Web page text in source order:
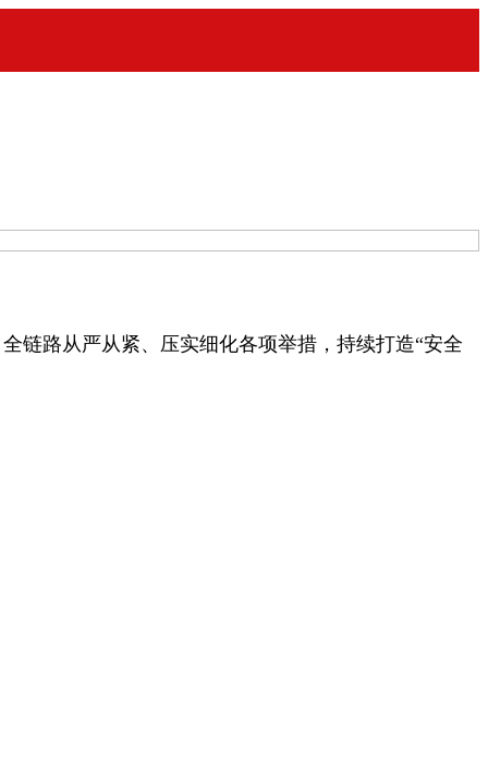
链路从严从紧、压实细化各项举措，持续打造“安全